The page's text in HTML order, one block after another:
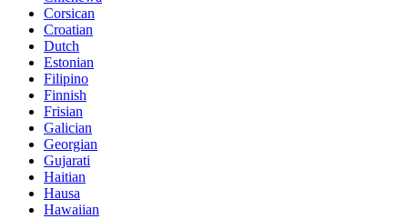
Corsican
Croatian
Dutch
Estonian
Filipino
Finnish
Frisian
Galician
Georgian
Gujarati
Haitian
Hausa
Hawaiian